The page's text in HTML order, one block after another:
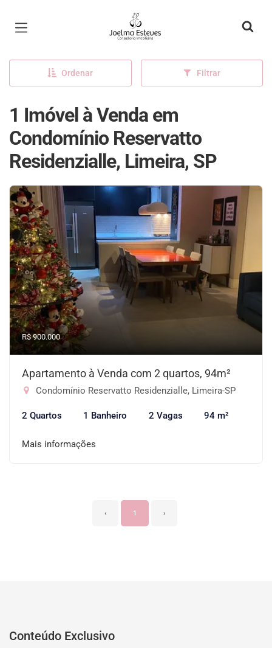
Página inicial
Ordenar Filtrar
1 Imóvel à Venda em
Condomínio Reservatto
Residenzialle, Limeira, SP
R$ 900.000
Apartamento à Venda com 2 quartos, 94m²
Condomínio Reservatto Residenzialle, Limeira-SP
2 Quartos 1 Banheiro 2 Vagas 94 m²
Mais informações
‹ 1 ›
Conteúdo Exclusivo